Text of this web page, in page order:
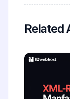
Related